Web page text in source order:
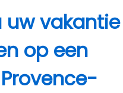
uw vakantie
op een